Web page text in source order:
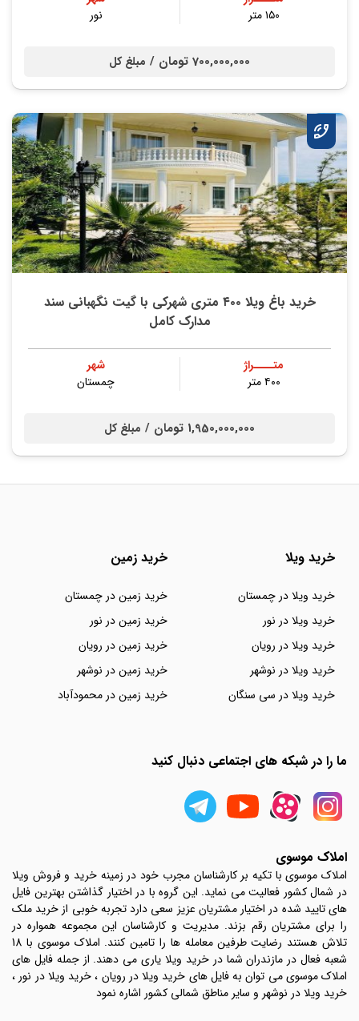
۱۵۰ متر
نور
700,000,000 تومان / مبلغ کل
خرید باغ ویلا ۴۰۰ متری شهرکی با گیت نگهبانی سند
مدارک کامل
متــــراژ
۴۰۰ متر
شهر
چمستان
1,950,000,000 تومان / مبلغ کل
خرید ویلا
خرید ویلا در چمستان
خرید ویلا در نور
خرید ویلا در رویان
خرید ویلا در نوشهر
خرید ویلا در سی سنگان
خرید زمین
خرید زمین در چمستان
خرید زمین در نور
خرید زمین در رویان
خرید زمین در نوشهر
خرید زمین در محمودآباد
ما را در شبکه های اجتماعی دنبال کنید
املاک موسوی
املاک موسوی با تکیه بر کارشناسان مجرب خود در زمینه خرید و فروش ویلا
در شمال کشور فعالیت می نماید. این گروه با در اختیار گذاشتن بهترین فایل
های تایید شده در اختیار مشتریان عزیز سعی دارد تجربه خوبی از خرید ملک
را برای مشتریان رقم بزند. مدیریت و کارشناسان این مجموعه همواره در
تلاش هستند رضایت طرفین معامله ها را تامین کنند. املاک موسوی با 18
شعبه فعال در مازندران شما در خرید ویلا یاری می دهند. از جمله فایل های
املاک موسوی می توان به فایل های خرید ویلا در رویان ، خرید ویلا در نور ،
خرید ویلا در نوشهر و سایر مناطق شمالی کشور اشاره نمود